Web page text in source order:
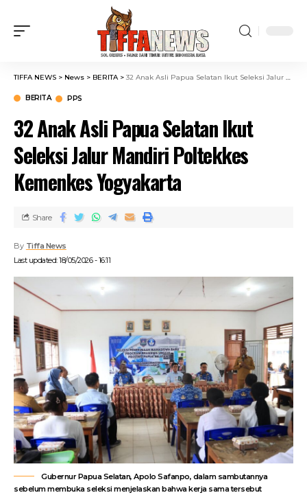
TIFFA NEWS > News > BERITA> 32 Anak Asli Papua Selatan Ikut Seleksi Jalur Mandiri Poltekkes Kemenkes Yogyakarta
BERITA PPS
32 Anak Asli Papua Selatan Ikut
Seleksi Jalur Mandiri Poltekkes
Kemenkes Yogyakarta
Last updated: 18/05/2026 - 16:11
By Tiffa News
Share
Gubernur Papua Selatan, Apolo Safanpo, dalam sambutannya
sebelum membuka seleksi menjelaskan bahwa kerja sama tersebut